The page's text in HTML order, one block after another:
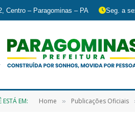
Centro – Paragominas – PA Seg. a
ESTÁ EM: Home » Publicações Oficiais